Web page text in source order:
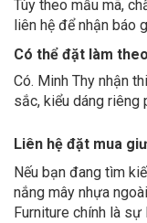
Tùy theo mẫu mã,
liên hệ để nhận báo
Có thể đặt làm
Có. Minh Thy nhận
sắc, kiểu dáng riêng
Liên hệ đặt mua
Nếu bạn đang tìm
nắng mây nhựa
Furniture chính là sự